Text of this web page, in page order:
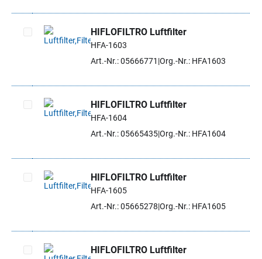
Artikel auswählen
HIFLOFILTRO Luftfilter
HFA-1603
Art.-Nr.: 05666771 Org.-Nr.: HFA1603
Artikel auswählen
HIFLOFILTRO Luftfilter
HFA-1604
Art.-Nr.: 05665435Org.-Nr.: HFA1604
Artikel auswählen
HIFLOFILTRO Luftfilter
HFA-1605
Art.-Nr.: 05665278 Org.-Nr.: HFA1605
HIFLOFILTRO Luftfilter